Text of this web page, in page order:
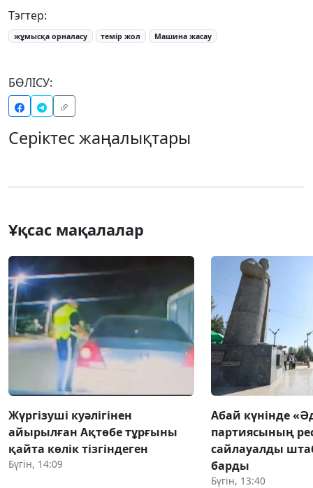
Тэгтер:
жұмысқа орналасу темір жол Машина жасау
БӨЛІСУ:
Серіктес жаңалықтары
Ұқсас мақалалар
Жүргізуші куәлігінен
айырылған Ақтөбе тұрғыны
қайта көлік тізгіндеген
Бүгін, 14:09
Абай күнінде
партиясының
сайлауалды
барды
Бүгін, 13:40